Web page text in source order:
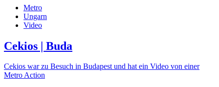
Metro
Ungarn
Video
Cekios | Buda
Cekios war zu Besuch in Budapest und hat ein Video von einer
Metro Action